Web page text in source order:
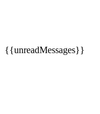
{{unreadMessages}}